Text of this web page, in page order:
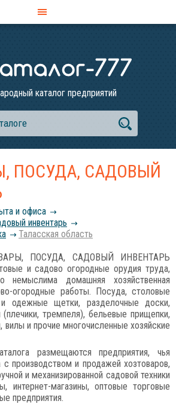
каталог предприятий
ПОСУДА, САДОВЫЙ
и офиса
инвентарь
Таласская область
ПОСУДА, САДОВЫЙ ИНВЕНТАРЬ
и садово огородные орудия труда,
немыслима домашняя хозяйственная
огородные работы. Посуда, столовые
одежные щетки, разделочные доски,
тремпеля), бельевые прищепки,
вилы и прочие многочисленные хозяйские
размещаются предприятия, чья
с производством и продажей хозтоваров,
и механизированной садовой техники
интернет-магазины, оптовые торговые
предприятия.